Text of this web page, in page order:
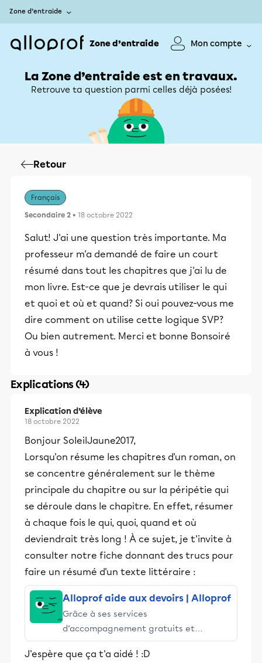
Zone d’entraide
Zone d’entraide Mon compte
La Zone d’entraide est en travaux.
Retrouve ta question parmi celles déjà posées!
Retour
Français
Secondaire 2 • 18 octobre 2022
Salut! J'ai une question très importante. Ma
professeur m'a demandé de faire un court
résumé dans tout les chapitres que j'ai lu de
mon livre. Est-ce que je devrais utiliser le qui
et quoi et où et quand? Si oui pouvez-vous me
dire comment on utilise cette logique SVP?
Ou bien autrement. Merci et bonne Bonsoiré
à vous !
Explications (4)
Explication d’élève
18 octobre 2022
Bonjour SoleilJaune2017,
Lorsqu'on résume les chapitres d'un roman, on
se concentre généralement sur le thème
principale du chapitre ou sur la péripétie qui
se déroule dans le chapitre. En effet, résumer
à chaque fois le qui, quoi, quand et où
deviendrait très long ! À ce sujet, je t'invite à
consulter notre fiche donnant des trucs pour
faire un résumé d'un texte littéraire :
Alloprof aide aux devoirs | Alloprof
Grâce à ses services
d’accompagnement gratuits et
stimulants, Alloprof engage les élèves
et leurs parents dans la réussite
J'espère que ça t'a aidé ! :D